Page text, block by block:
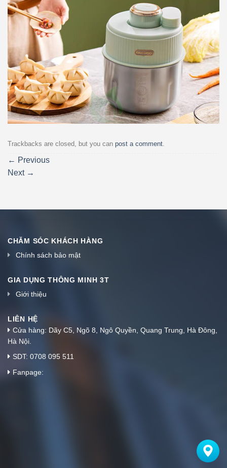
Trackbacks are closed, but you can post a comment.
← Previous
Next →
CHĂM SÓC KHÁCH HÀNG
Chính sách bảo mật
GIA DỤNG THÔNG MINH 3T
Giới thiệu
LIÊN HỆ
Cửa hàng: Dãy C5, Ngõ 8, Ngô Quyền, Quang Trung, Hà Đông,
Hà Nội.
SDT: 0708 095 511
Fanpage: